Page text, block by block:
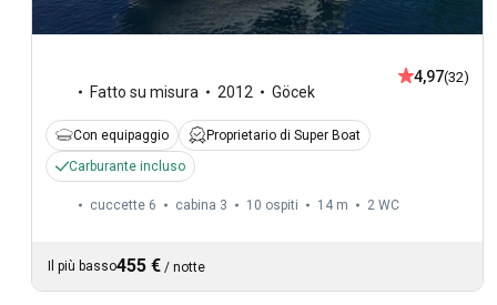
Fatto su misura 2012 Göcek
4,97(32)
Con equipaggio
Proprietario di Super Boat
Carburante incluso
cuccette 6 cabina 3 10 ospiti 14 m 2 WC
Il più basso455 € / notte